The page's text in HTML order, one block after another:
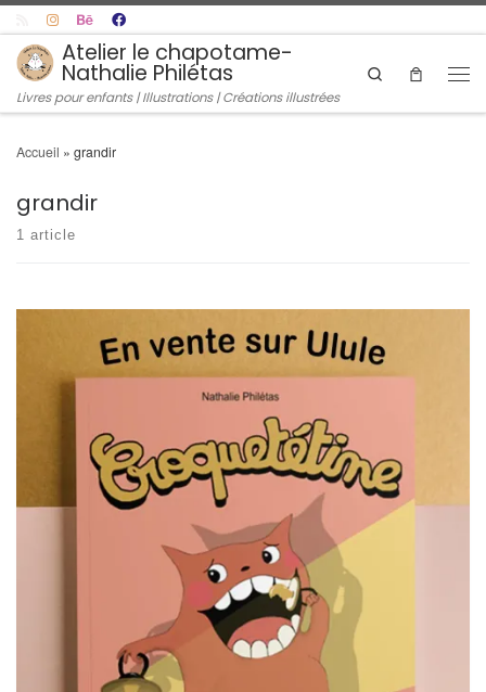
Skip to content
Atelier le chapotame-
Nathalie Philétas
Livres pour enfants | Illustrations | Créations illustrées
Search
Accueil » grandir
grandir
1 article